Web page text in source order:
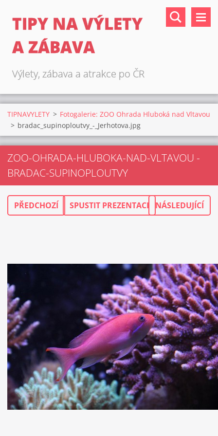
TIPY NA VÝLETY
A ZÁBAVA
Výlety, zábava a atrakce po ČR
TIPNAVYLETY > Fotogalerie: ZOO Ohrada Hluboká nad Vltavou
> bradac_supinoploutvy_-_Jerhotova.jpg
ZOO-OHRADA-HLUBOKA-NAD-VLTAVOU -
BRADAC-SUPINOPLOUTVY
PŘEDCHOZÍ SPUSTIT PREZENTACI NÁSLEDUJÍCÍ